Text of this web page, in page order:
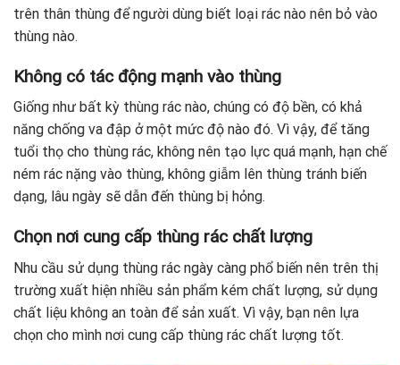
trên thân thùng để người dùng biết loại rác nào nên bỏ vào
thùng nào.
Không có tác động mạnh vào thùng
Giống như bất kỳ thùng rác nào, chúng có độ bền, có khả
năng chống va đập ở một mức độ nào đó. Vì vậy, để tăng
tuổi thọ cho thùng rác, không nên tạo lực quá mạnh, hạn chế
ném rác nặng vào thùng, không giẫm lên thùng tránh biến
dạng, lâu ngày sẽ dẫn đến thùng bị hỏng.
Chọn nơi cung cấp thùng rác chất lượng
Nhu cầu sử dụng thùng rác ngày càng phổ biến nên trên thị
trường xuất hiện nhiều sản phẩm kém chất lượng, sử dụng
chất liệu không an toàn để sản xuất. Vì vậy, bạn nên lựa
chọn cho mình nơi cung cấp thùng rác chất lượng tốt.